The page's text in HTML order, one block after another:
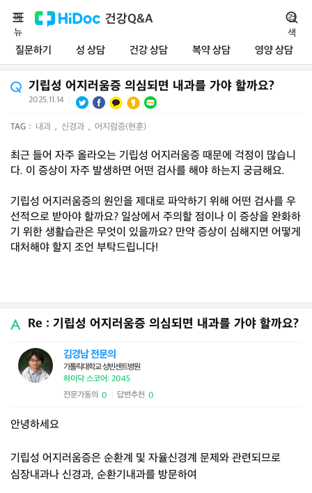
건강Q&A
질문하기 성 상담 건강 상담 복약 상담 영양 상담
메
뉴
검
색
기립성 어지러움증 의심되면 내과를 가야 할까요?
2025.11.14
TAG : 내과 , 신경과 , 어지럼증(현훈)
최근 들어 자주 올라오는 기립성 어지러움증 때문에 걱정이 많습니
다. 이 증상이 자주 발생하면 어떤 검사를 해야 하는지 궁금해요.
기립성 어지러움증의 원인을 제대로 파악하기 위해 어떤 검사를 우
선적으로 받아야 할까요? 일상에서 주의할 점이나 이 증상을 완화하
기 위한 생활습관은 무엇이 있을까요? 만약 증상이 심해지면 어떻게
대처해야 할지 조언 부탁드립니다!
Re : 기립성 어지러움증 의심되면 내과를 가야 할까요?
김경남 전문의
가톨릭대학교 성빈센트병원
하이닥 스코어: 2045
전문가동의 0 답변추천 0
안녕하세요
기립성 어지러움증은 순환계 및 자율신경계 문제와 관련되므로
심장내과나 신경과, 순환기내과를 방문하여